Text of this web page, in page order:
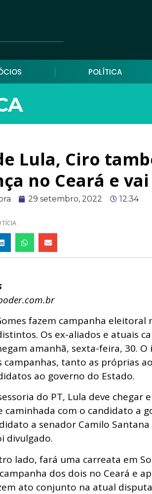
POLÍTICA
Lula, Ciro
no Ceará e
29 setembro, 2022 12:34
fazem campanha eleitoral
Os ex-aliados e atuais
amanhã, sexta-feira, 30.
campanhas, tanto as próprias
ao governo do Estado.
do PT, Lula deve chegar
caminhada com o candidato a
a senador Camilo
divulgado.
lado, fará uma carreata em
dos dois no Ceará e
ato conjunto na atual